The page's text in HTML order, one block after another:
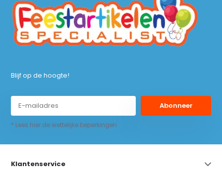
Blijf op de hoogte!
Abonneer
* Lees hier de wettelijke beperkingen
Klantenservice